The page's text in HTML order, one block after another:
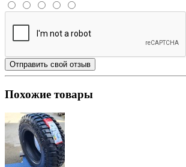
Отправить свой отзыв
Похожие товары